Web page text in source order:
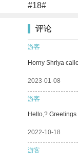
#18#
评论
游客
Horny Shriya
2023-01-08
游客
Hello,? Greetings
2022-10-18
游客